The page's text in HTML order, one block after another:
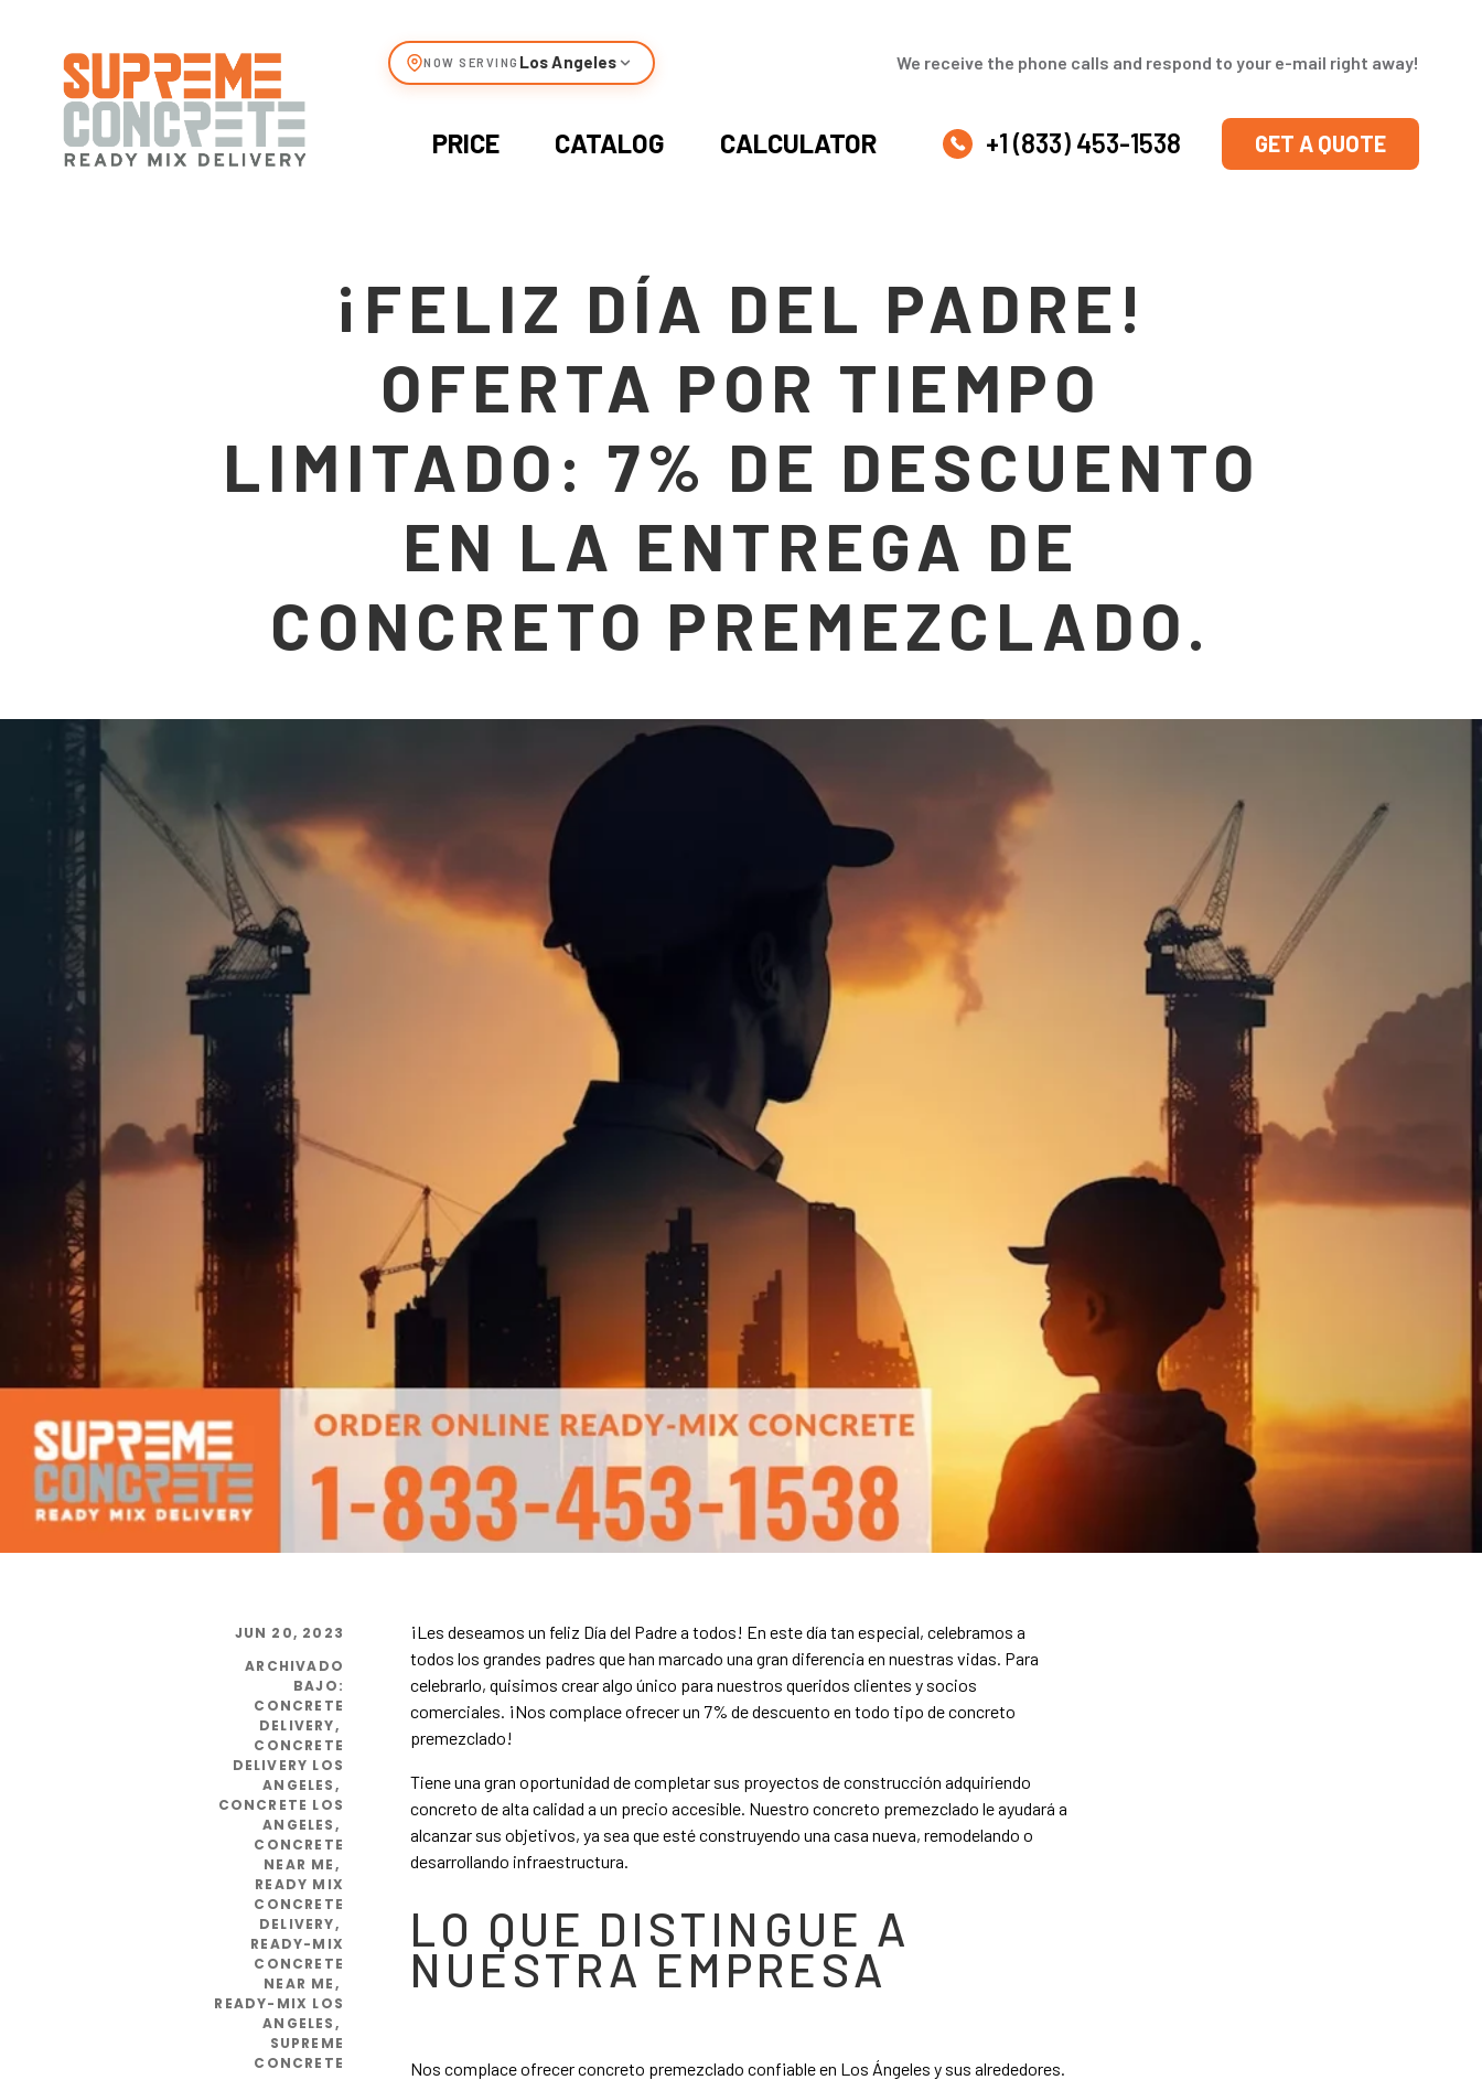
NOW SERVING Los Angeles We receive the phone calls and respond to your e-mail right away!
PRICE CATALOG CALCULATOR +1 (833) 453-1538 GET A QUOTE
¡FELIZ DÍA DEL PADRE!
OFERTA POR TIEMPO
LIMITADO: 7% DE DESCUENTO
EN LA ENTREGA DE
CONCRETO PREMEZCLADO.
JUN 20, 2023
ARCHIVADO
BAJO:
CONCRETE
DELIVERY,
CONCRETE
DELIVERY LOS
ANGELES,
CONCRETE LOS
ANGELES,
CONCRETE
NEAR ME,
READY MIX
CONCRETE
DELIVERY,
READY-MIX
CONCRETE
NEAR ME,
READY-MIX LOS
ANGELES,
SUPREME
CONCRETE
¡Les deseamos un feliz Día del Padre a todos! En este día tan especial, celebramos a
todos los grandes padres que han marcado una gran diferencia en nuestras vidas. Para
celebrarlo, quisimos crear algo único para nuestros queridos clientes y socios
comerciales. ¡Nos complace ofrecer un 7% de descuento en todo tipo de concreto
premezclado!
Tiene una gran oportunidad de completar sus proyectos de construcción adquiriendo
concreto de alta calidad a un precio accesible. Nuestro concreto premezclado le ayudará a
alcanzar sus objetivos, ya sea que esté construyendo una casa nueva, remodelando o
desarrollando infraestructura.
LO QUE DISTINGUE A
NUESTRA EMPRESA
Nos complace ofrecer concreto premezclado confiable en Los Ángeles y sus alrededores.